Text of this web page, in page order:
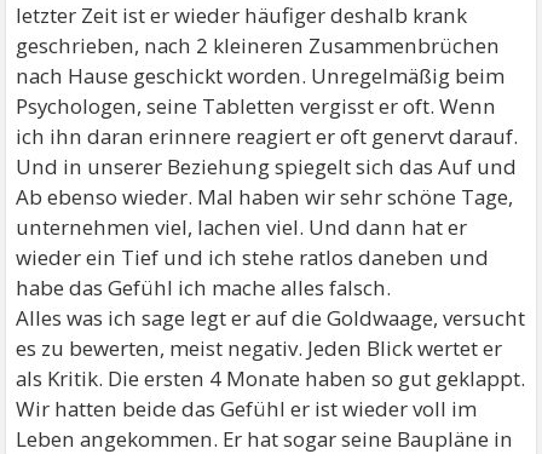
letzter Zeit ist er wieder häufiger deshalb krank
geschrieben, nach 2 kleineren Zusammenbrüchen
nach Hause geschickt worden. Unregelmäßig beim
Psychologen, seine Tabletten vergisst er oft. Wenn
ich ihn daran erinnere reagiert er oft genervt darauf.
Und in unserer Beziehung spiegelt sich das Auf und
Ab ebenso wieder. Mal haben wir sehr schöne Tage,
unternehmen viel, lachen viel. Und dann hat er
wieder ein Tief und ich stehe ratlos daneben und
habe das Gefühl ich mache alles falsch.
Alles was ich sage legt er auf die Goldwaage, versucht
es zu bewerten, meist negativ. Jeden Blick wertet er
als Kritik. Die ersten 4 Monate haben so gut geklappt.
Wir hatten beide das Gefühl er ist wieder voll im
Leben angekommen. Er hat sogar seine Baupläne in